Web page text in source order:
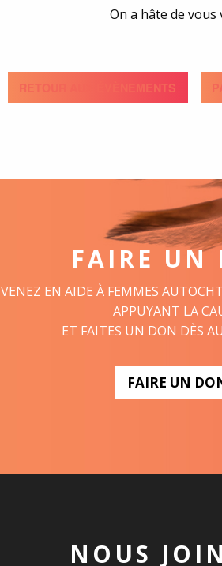
On a hâte de vous
RETOUR AUX ÉVÈNEMENTS
FAIRE UN
VENEZ EN AIDE À FEMMES
APPUYANT LA
ET FAITES UN DON DÈS
FAIRE UN
NOUS